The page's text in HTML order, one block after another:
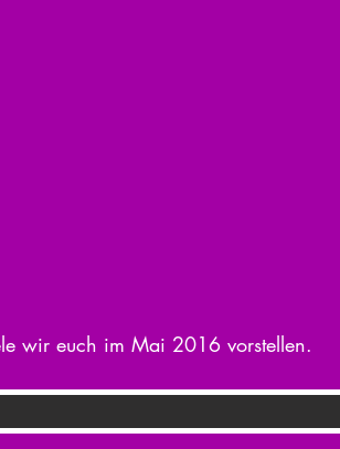
wir euch im Mai 2016 vorstellen.